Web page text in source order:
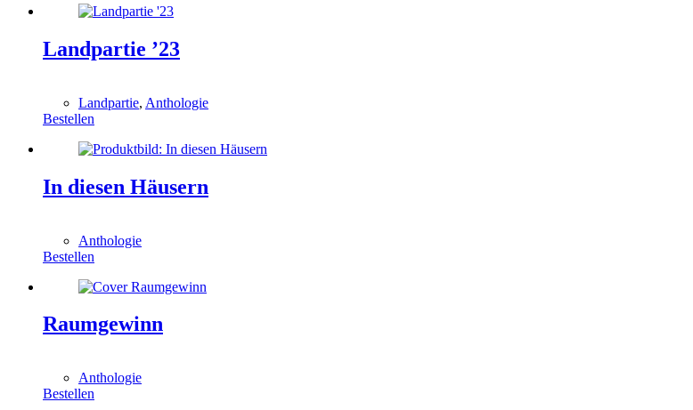
Landpartie ’23
Landpartie, Anthologie
Bestellen
In diesen Häusern
Anthologie
Bestellen
Raumgewinn
Anthologie
Bestellen